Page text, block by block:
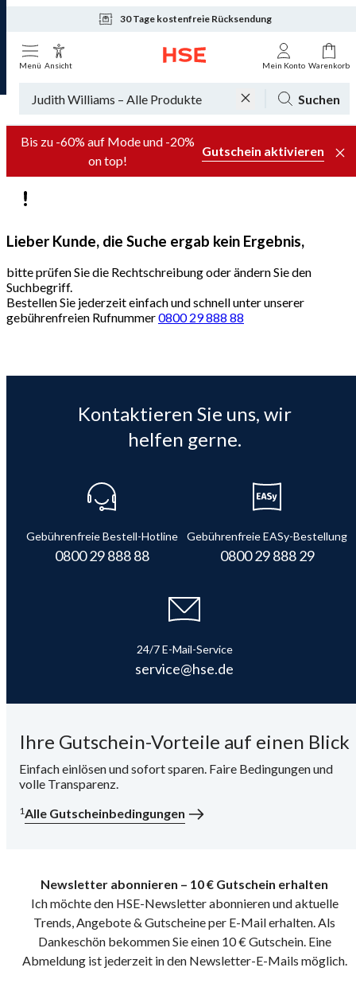
30 Tage kostenfreie Rücksendung
Tagesaktuelle Angebote
Menü Ansicht Mein Konto Warenkorb
Suchen
Bis zu -60% auf Mode und -20%
on top!
Gutschein aktivieren
Lieber Kunde, die Suche ergab kein Ergebnis,
bitte prüfen Sie die Rechtschreibung oder ändern Sie den
Suchbegriff.
Bestellen Sie jederzeit einfach und schnell unter unserer
gebührenfreien Rufnummer0800 29 888 88
Kontaktieren Sie uns, wir
helfen gerne.
Gebührenfreie Bestell-Hotline
0800 29 888 88
Gebührenfreie EASy-Bestellung
0800 29 888 29
24/7 E-Mail-Service
service@hse.de
Ihre Gutschein-Vorteile auf einen Blick
Einfach einlösen und sofort sparen. Faire Bedingungen und
volle Transparenz.
1Alle Gutscheinbedingungen
Newsletter abonnieren – 10 € Gutschein erhalten
Ich möchte den HSE-Newsletter abonnieren und aktuelle
Trends, Angebote & Gutscheine per E-Mail erhalten. Als
Dankeschön bekommen Sie einen 10 € Gutschein. Eine
Abmeldung ist jederzeit in den Newsletter-E-Mails möglich.